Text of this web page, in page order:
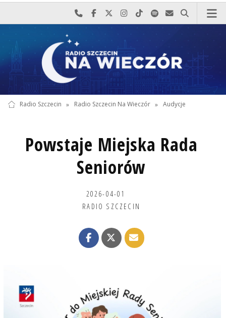
Najlepiej po prostu do nas zadzwoń
Odwiedź nas na Facebook-u
Odwiedź nas na X
Odwiedź nas na Instagram-ie
Odwiedź nas na TikTok-u
Szukaj nas na Spotify
Wyślij do nas
Szukaj
Radio Szczecin » Radio Szczecin Na Wieczór » Audycje
Powstaje Miejska Rada
Seniorów
2026-04-01
RADIO SZCZECIN